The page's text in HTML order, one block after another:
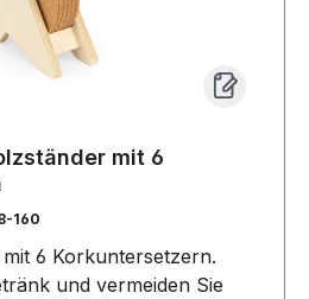
mit 6
160
6 Korkuntersetzern.
und vermeiden Sie